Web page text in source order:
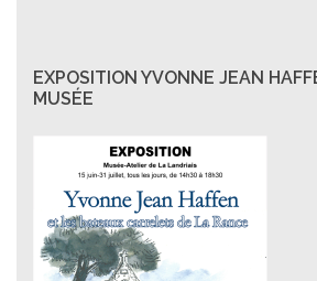
EXPOSITION YVONNE JEAN
MUSÉE